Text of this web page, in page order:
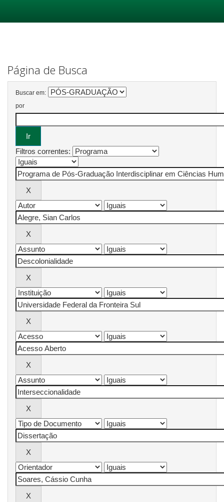
Página de Busca
Buscar em:
por
Filtros correntes: